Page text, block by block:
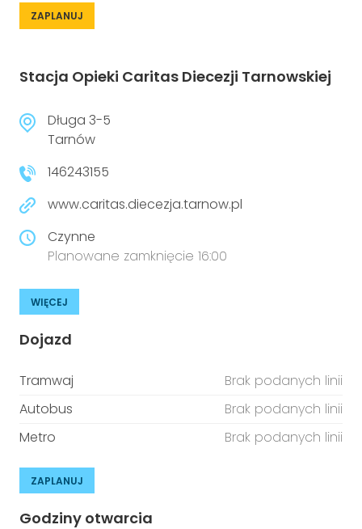
ZAPLANUJ
Stacja Opieki Caritas Diecezji Tarnowskiej
Długa 3-5
Tarnów
146243155
www.caritas.diecezja.tarnow.pl
Czynne
Planowane zamknięcie 16:00
WIĘCEJ
Dojazd
Tramwaj
Brak podanych linii
Autobus
Brak podanych linii
Metro
Brak podanych linii
ZAPLANUJ
Godziny otwarcia